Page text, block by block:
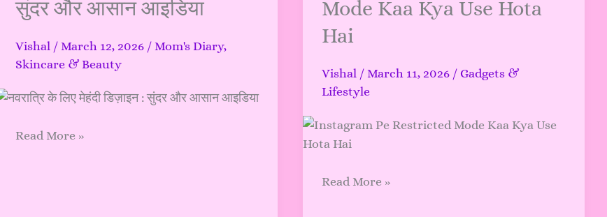
सुंदर और आसान आइडिया
Vishal / March 12, 2026 / Mom's Diary,
Skincare & Beauty
लिए
डिज़ाइन
:
सुंदर
आसान
Read More »
Mode Kaa Kya Use Hota
Hai
Vishal /March 11, 2026 / Gadgets &
Lifestyle
Restricted
Mode
Kya
Use
Hai
Read More »